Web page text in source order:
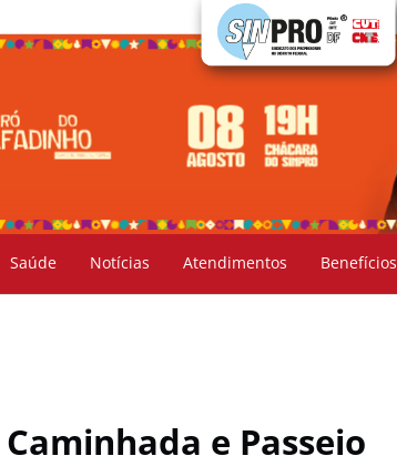
Saúde Notícias Atendimentos Benefícios
e Passeio